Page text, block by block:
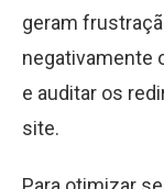
geram
negativamente
e auditar os
site.